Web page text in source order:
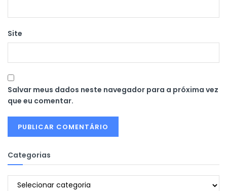
Site
Salvar meus dados neste navegador para a próxima vez
que eu comentar.
Categorias
Categorias